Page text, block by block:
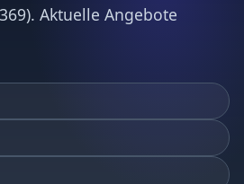
Aktuelle Angebote